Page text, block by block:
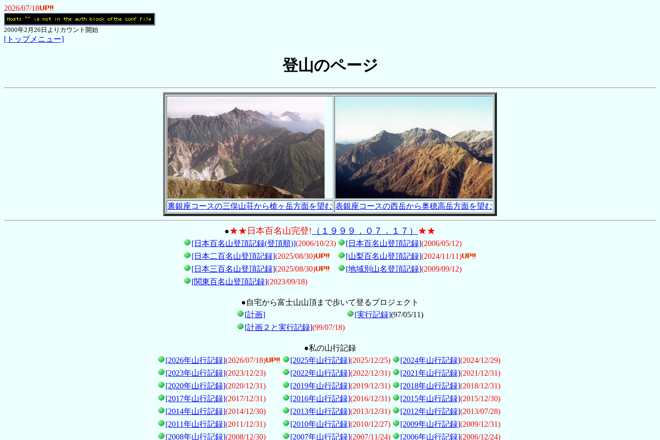
2026/07/18
2000年2月26日よりカウント開始
[トップメニュー]
登山のページ
裏銀座コースの三俣山荘から槍ヶ岳方面を望む 表銀座コースの西岳から奥穂高岳方面を望む
●★★日本百名山完登! （１９９９．０７．１７） ★★
[日本百名山登頂記録(登頂順)](2006/10/23) [日本百名山登頂記録](2006/05/12)
[日本二百名山登頂記録](2025/08/30) [山梨百名山登頂記録](2024/11/11)
[日本三百名山登頂記録](2025/08/30) [地域別山名登頂記録](2009/09/12)
[関東百名山登頂記録](2023/09/18)
●自宅から富士山山頂まで歩いて登るプロジェクト
[計画]
[実行記録](97/05/11)
[計画２と実行記録](99/07/18)
●私の山行記録
[2026年山行記録](2026/07/18) [2025年山行記録](2025/12/25) [2024年山行記録](2024/12/29)
[2023年山行記録](2023/12/23) [2022年山行記録](2022/12/31) [2021年山行記録](2021/12/31)
[2020年山行記録](2020/12/31) [2019年山行記録](2019/12/31) [2018年山行記録](2018/12/31)
[2017年山行記録](2017/12/31) [2016年山行記録](2016/12/31) [2015年山行記録](2015/12/30)
[2014年山行記録](2014/12/30) [2013年山行記録](2013/12/31) [2012年山行記録](2013/07/28)
[2011年山行記録](2011/12/31) [2010年山行記録](2010/12/27) [2009年山行記録](2009/12/31)
[2008年山行記録](2008/12/30) [2007年山行記録](2007/11/24) [2006年山行記録](2006/12/24)